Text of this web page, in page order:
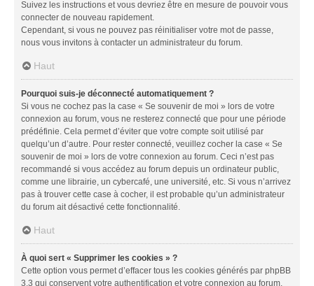
Suivez les instructions et vous devriez être en mesure de pouvoir vous
connecter de nouveau rapidement.
Cependant, si vous ne pouvez pas réinitialiser votre mot de passe,
nous vous invitons à contacter un administrateur du forum.
Haut
Pourquoi suis-je déconnecté automatiquement ?
Si vous ne cochez pas la case « Se souvenir de moi » lors de votre
connexion au forum, vous ne resterez connecté que pour une période
prédéfinie. Cela permet d’éviter que votre compte soit utilisé par
quelqu’un d’autre. Pour rester connecté, veuillez cocher la case « Se
souvenir de moi » lors de votre connexion au forum. Ceci n’est pas
recommandé si vous accédez au forum depuis un ordinateur public,
comme une librairie, un cybercafé, une université, etc. Si vous n’arrivez
pas à trouver cette case à cocher, il est probable qu’un administrateur
du forum ait désactivé cette fonctionnalité.
Haut
À quoi sert « Supprimer les cookies » ?
Cette option vous permet d’effacer tous les cookies générés par phpBB
3.3 qui conservent votre authentification et votre connexion au forum.